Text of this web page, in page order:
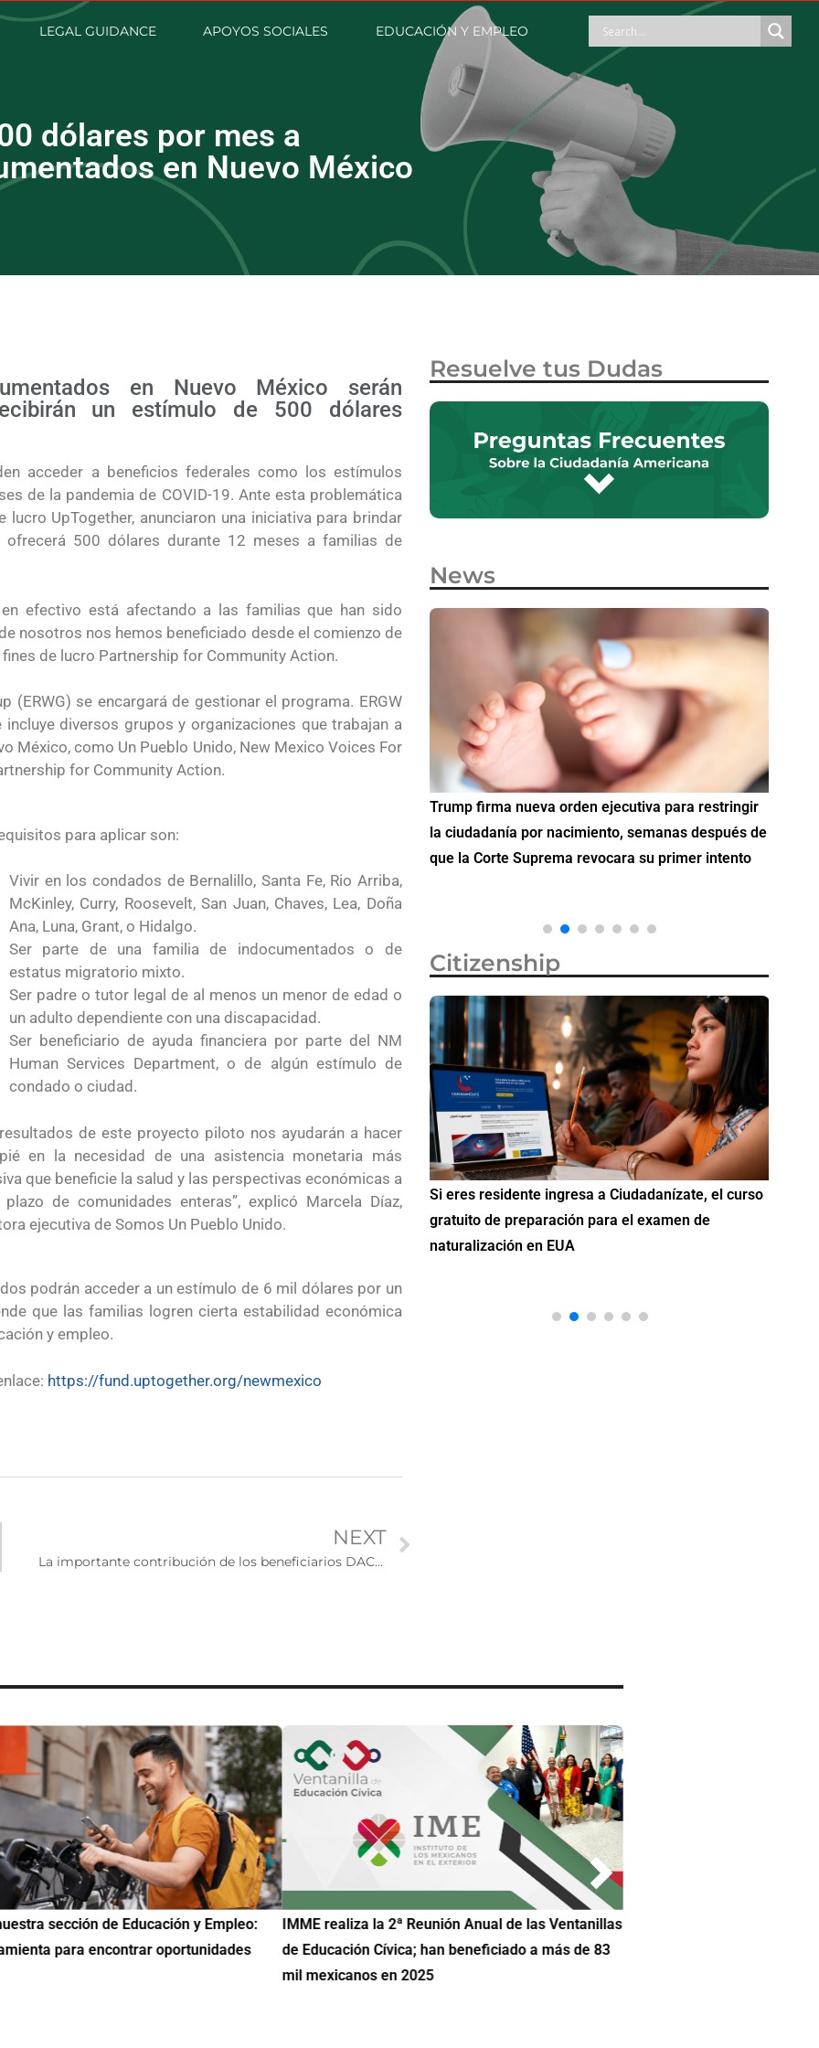
LEGAL GUIDANCE APOYOS SOCIALES EDUCACIÓN Y EMPLEO
dólares por mes a
en Nuevo México
en Nuevo México serán
un estímulo de 500 dólares
acceder a beneficios federales como los estímulos
de la pandemia de COVID-19. Ante esta problemática
UpTogether, anunciaron una iniciativa para brindar
500 dólares durante 12 meses a familias de
efectivo está afectando a las familias que han sido
nosotros nos hemos beneficiado desde el comienzo de
de lucro Partnership for Community Action.
se encargará de gestionar el programa. ERGW
diversos grupos y organizaciones que trabajan a
México, como Un Pueblo Unido, New Mexico Voices For
for Community Action.
para aplicar son:
Vivir en los condados de Bernalillo, Santa Fe, Rio Arriba,
McKinley, Curry, Roosevelt, San Juan, Chaves, Lea, Doña
Ana, Luna, Grant, o Hidalgo.
Ser parte de una familia de indocumentados o de
estatus migratorio mixto.
Ser padre o tutor legal de al menos un menor de edad o
un adulto dependiente con una discapacidad.
Ser beneficiario de ayuda financiera por parte del NM
Human Services Department, o de algún estímulo de
condado o ciudad.
de este proyecto piloto nos ayudarán a hacer
en la necesidad de una asistencia monetaria más
que beneficie la salud y las perspectivas económicas a
plazo de comunidades enteras”, explicó Marcela Díaz,
ejecutiva de Somos Un Pueblo Unido.
podrán acceder a un estímulo de 6 mil dólares por un
que las familias logren cierta estabilidad económica
y empleo.
https://fund.uptogether.org/newmexico
NEXT
La importante contribución de los beneficiarios DACA a la economía de EE.UU.
Resuelve tus Dudas
News
para el Empleo
Trump firma nueva orden ejecutiva para restringir
la ciudadanía por nacimiento, semanas después de
que la Corte Suprema revocara su primer intento
Citizenship
primavera
Ciudadanízate, el curso gratuito de preparación
para el examen de naturalización en EUA
Si eres residente ingresa a Ciudadanízate, el curso
gratuito de preparación para el examen de
naturalización en EUA
sección de Educación y Empleo:
para encontrar oportunidades
IMME realiza la 2ª Reunión Anual de las Ventanillas
de Educación Cívica; han beneficiado a más de 83
mil mexicanos en 2025